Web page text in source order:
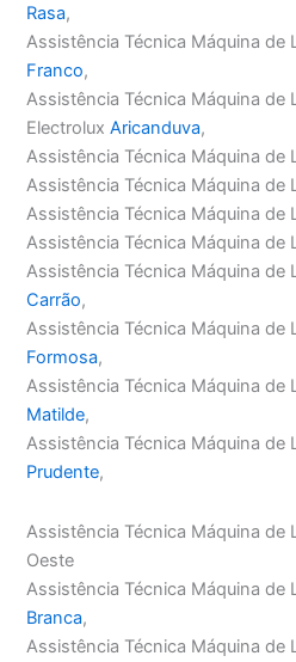
Rasa,
Assistência Técnica Máquina de
Franco,
Assistência Técnica Máquina de
ElectroluxAricanduva,
Assistência Técnica Máquina de
Assistência Técnica Máquina de
Assistência Técnica Máquina de
Assistência Técnica Máquina de
Assistência Técnica Máquina de
Carrão,
Assistência Técnica Máquina de
Formosa,
Assistência Técnica Máquina de
Matilde,
Assistência Técnica Máquina de
Prudente,
Assistência Técnica Máquina de
Oeste
Assistência Técnica Máquina de
Branca,
Assistência Técnica Máquina de